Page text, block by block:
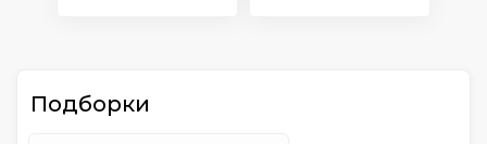
Подборки